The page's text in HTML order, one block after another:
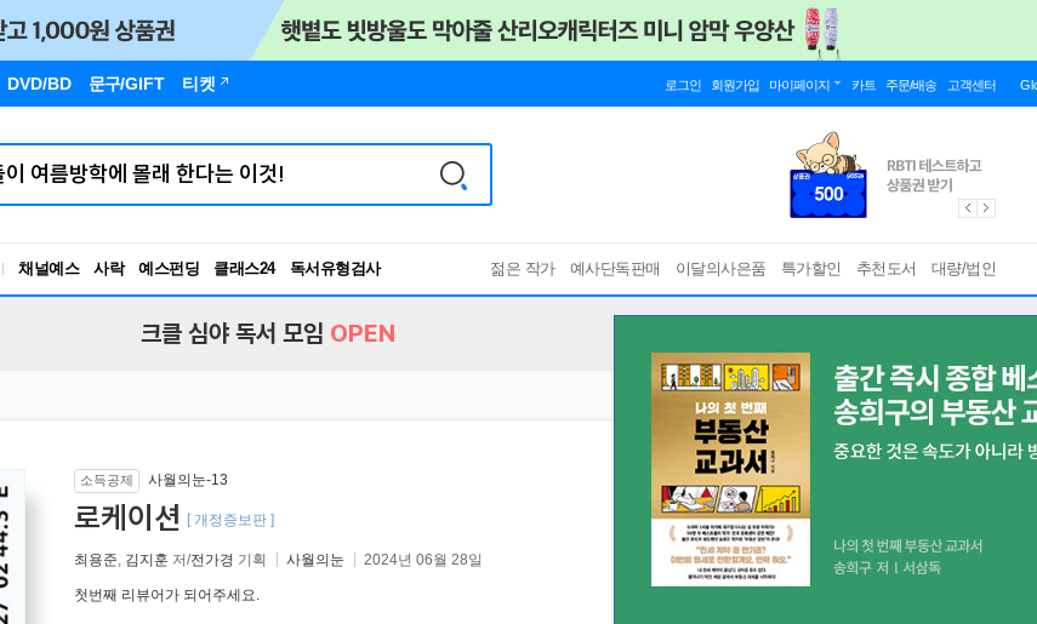
DVD/BD 문구/GIFT 티켓 로그인 회원가입 마이페이지 카트 주문/배송 고객센터
채널예스 사락 예스펀딩 클래스24
RBTI Lab
독서유형검사
젊은 작가 예사단독판매 이달의사은품 특가할인 추천도서 대량/법인
크클 심야 독서 모임 OPEN
소득공제 사월의눈-13
로케이션 [ 개정증보판 ]
최용준, 김지훈 저/전가경 기획 사월의눈 2024년 06월 28일
첫번째 리뷰어가 되어주세요.